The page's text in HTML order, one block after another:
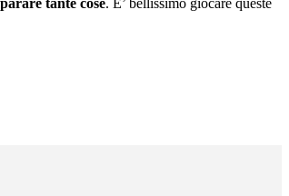
tante cose. E’ bellissimo giocare queste